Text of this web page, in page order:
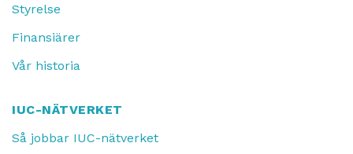
Styrelse
Finansiärer
Vår historia
IUC-NÄTVERKET
Så jobbar IUC-nätverket